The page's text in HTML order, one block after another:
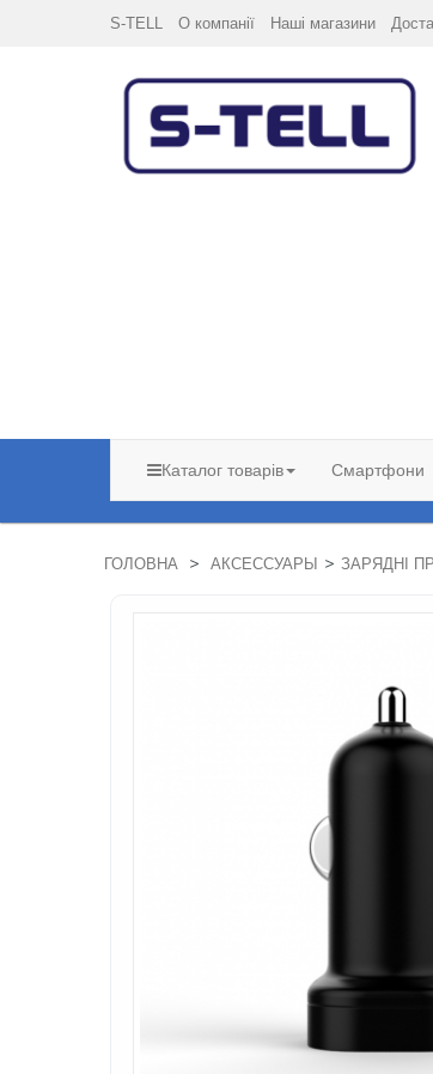
S-TELL О компанії Наші магазини
Каталог товарів Смартфони
ГОЛОВНА > АКСЕССУАРЫ > ЗАРЯДНІ